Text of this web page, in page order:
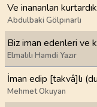
Ve inananları
Abdulbaki Gölpınarlı
Biz iman edenleri ve
Elmalılı Hamdi Yazır
İman edip [takvâ]lı
Mehmet Okuyan